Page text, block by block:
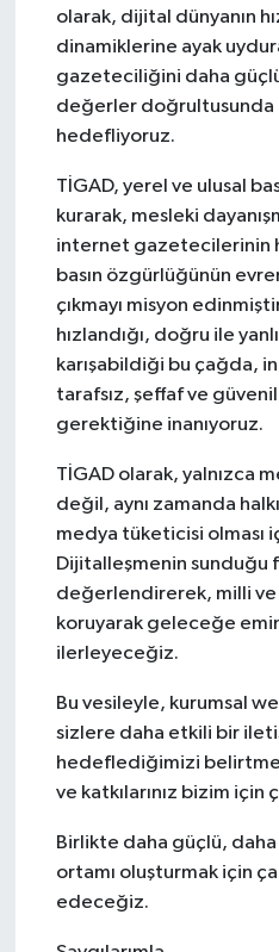
olarak, dijital dünyanın
dinamiklerine ayak
gazeteciliğini daha
değerler doğrultusunda
hedefliyoruz.
TİGAD, yerel ve ulusal
kurarak, mesleki
internet gazetecilerinin
basın özgürlüğünün
çıkmayı misyon
hızlandığı, doğru ile
karışabildiği bu çağda,
tarafsız, şeffaf ve
gerektiğine inanıyoruz.
TİGAD olarak, yalnızca
değil, aynı zamanda
medya tüketicisi olması
Dijitalleşmenin sunduğu
değerlendirerek, milli
koruyarak geleceğe
ilerleyeceğiz.
Bu vesileyle, kurumsal
sizlere daha etkili bir
hedeflediğimizi
ve katkılarınız bizim için
Birlikte daha güçlü,
ortamı oluşturmak için
edeceğiz.